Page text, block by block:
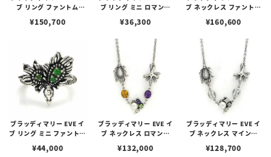
ブ リング ファントム
¥150,700
ブ リング ミニ ロマンス
¥36,300
ブ ネックレス ファントム
¥160,600
ブラッディマリー EVE イ
ブ リング ミニ ファントム
¥44,000
ブラッディマリー EVE イ
ブ ネックレス ロマンス
¥132,000
ブラッディマリー EVE イ
ブ ネックレス マインド
¥128,700